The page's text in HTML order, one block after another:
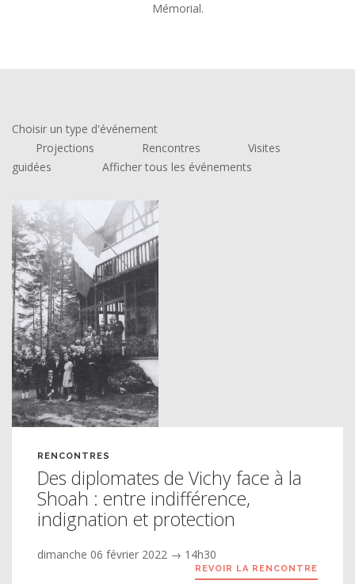
Mémorial.
Choisir un type d'événement
Projections
Rencontres
Visites
guidées
Afficher tous les événements
RENCONTRES
Des diplomates de Vichy face à la
Shoah : entre indifférence,
indignation et protection
dimanche 06 février 2022 → 14h30
REVOIR LA RENCONTRE